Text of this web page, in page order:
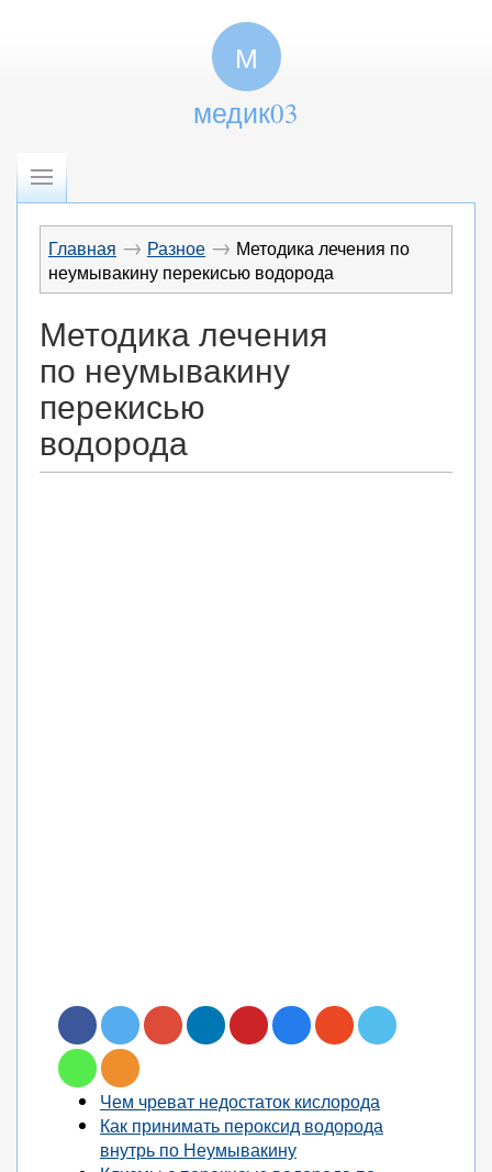
М
медик03
Главная → Разное → Методика лечения по
неумывакину перекисью водорода
Методика лечения
по неумывакину
перекисью
водорода
Чем чреват недостаток кислорода
Как принимать пероксид водорода
внутрь по Неумывакину